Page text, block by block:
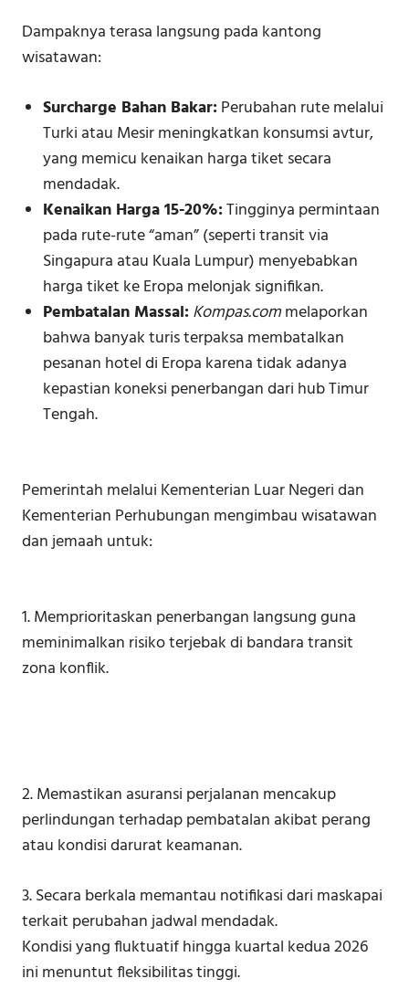
​Dampaknya terasa langsung pada kantong
wisatawan:
Surcharge Bahan Bakar:Perubahan rute melalui
Turki atau Mesir meningkatkan konsumsi avtur,
yang memicu kenaikan harga tiket secara
mendadak.
Kenaikan Harga 15-20%:Tingginya permintaan
pada rute-rute “aman” (seperti transit via
Singapura atau Kuala Lumpur) menyebabkan
harga tiket ke Eropa melonjak signifikan.
Pembatalan Massal:Kompas.commelaporkan
bahwa banyak turis terpaksa membatalkan
pesanan hotel di Eropa karena tidak adanya
kepastian koneksi penerbangan dari hub Timur
Tengah.
Pemerintah melalui Kementerian Luar Negeri dan
Kementerian Perhubungan mengimbau wisatawan
dan jemaah untuk:
1. Memprioritaskan penerbangan langsung guna
meminimalkan risiko terjebak di bandara transit
zona konflik.
2. Memastikan asuransi perjalanan mencakup
perlindungan terhadap pembatalan akibat perang
atau kondisi darurat keamanan.
3. Secara berkala memantau notifikasi dari maskapai
terkait perubahan jadwal mendadak.
Kondisi yang fluktuatif hingga kuartal kedua 2026
ini menuntut fleksibilitas tinggi.